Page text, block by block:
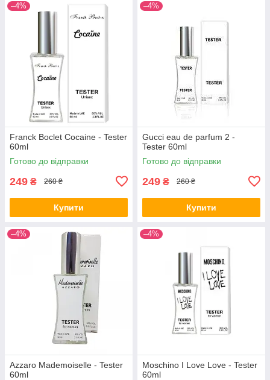
–4%
Franck Boclet Cocaine - Tester
60ml
Готово до відправки
249 ₴ 260 ₴
Купити
–4%
Gucci eau de parfum 2 -
Tester 60ml
Готово до відправки
249 ₴ 260 ₴
Купити
–4%
Azzaro Mademoiselle - Tester
60ml
–4%
Moschino I Love Love - Tester
60ml